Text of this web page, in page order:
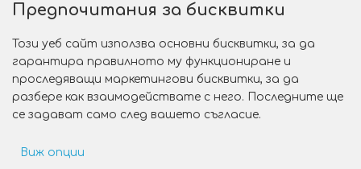
Специални предложения
Защо да изберете Victoria Gold&Silver?
Как да изберем годежен пръстен?
Предпочитания за бисквитки
Този уеб сайт използва основни бисквитки, за да
гарантира правилното му функциониране и
проследяващи маркетингови бисквитки, за да
разбере как взаимодействате с него. Последните ще
се задават само след вашето съгласие.
Виж опции